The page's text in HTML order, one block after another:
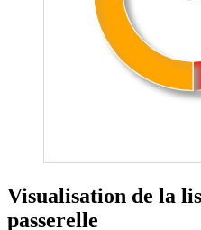
Visualisation de la
passerelle